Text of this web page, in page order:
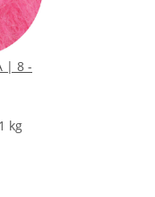
| 8 -
kg